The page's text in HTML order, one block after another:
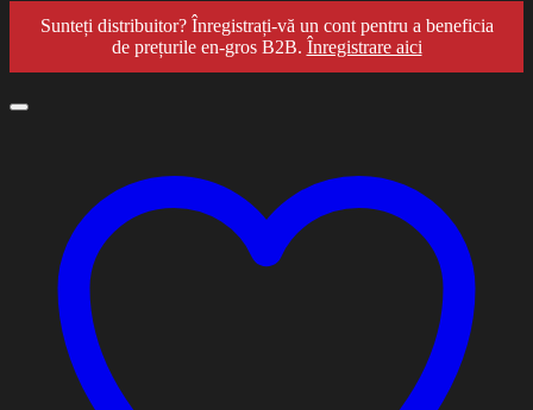
Sunteți distribuitor? Înregistrați-vă un cont pentru a beneficia
de prețurile en-gros B2B. Înregistrare aici